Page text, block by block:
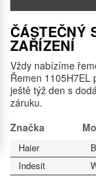
ČÁSTEČNÝ
ZAŘÍZENÍ
Vždy nabízíme
Řemen 1105H7EL
ještě týž den s
záruku.
Značka
Haier
Indesit